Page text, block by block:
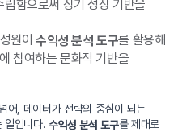
함으로써 장기 성장 기반을
원이 수익성 분석 도구를 활용해
참여하는 문화적 기반을
어, 데이터가 전략의 중심이 되는
일입니다. 수익성 분석 도구를 제대로